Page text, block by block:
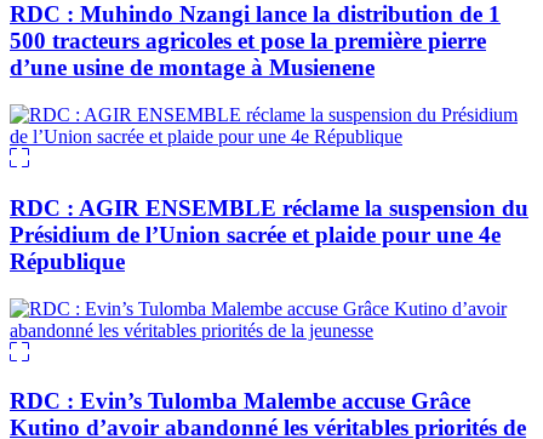
RDC : Muhindo Nzangi lance la distribution de 1
500 tracteurs agricoles et pose la première pierre
d’une usine de montage à Musienene
RDC : AGIR ENSEMBLE réclame la suspension du
Présidium de l’Union sacrée et plaide pour une 4e
République
RDC : Evin’s Tulomba Malembe accuse Grâce
Kutino d’avoir abandonné les véritables priorités de